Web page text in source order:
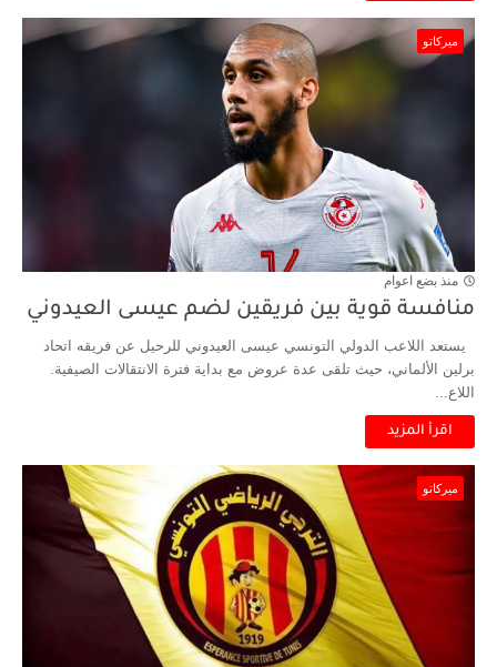
ميركاتو
منذ بضع اعوام
منافسة قوية بين فريقين لضم عيسى العيدوني
يستعد اللاعب الدولي التونسي عيسى العيدوني للرحيل عن فريقه اتحاد
برلين الألماني، حيث تلقى عدة عروض مع بداية فترة الانتقالات الصيفية.
اللاع...
اقرأ المزيد
ميركاتو